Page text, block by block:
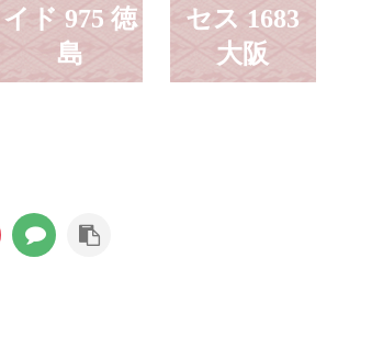
イド 975 徳
島
セス 1683
大阪